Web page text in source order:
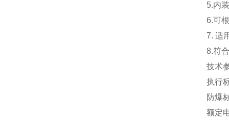
5.内
6.可
7. 适
8.符
技术
执行
防爆
额定